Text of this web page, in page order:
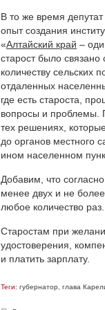
В то же время депутат
опыт создания
«Алтайский край –
старост было
количеству сельских
отдаленных
где есть староста,
вопросы и проблемы.
тех решениях,
до органов местного
ином населенном
Добавим, что
менее двух и не
любое количество раз.
Старостам при
удостоверения,
и платить зарплату.
Теги: губернатор глава